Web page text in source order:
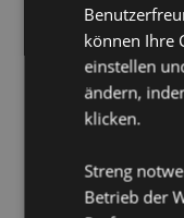
Schwarzer Kristall-
Material: Harz
Produkttressourcen:
Möchten Sie
können Ihre
einstellen
ändern,
klicken.
Streng
Betrieb der